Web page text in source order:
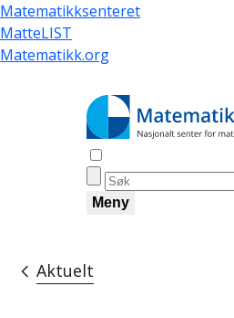
Hopp
til
hovedinnhold
Matematikksenteret
MatteLIST
Matematikk.org
Meny
Navigasjonssti
Aktuelt